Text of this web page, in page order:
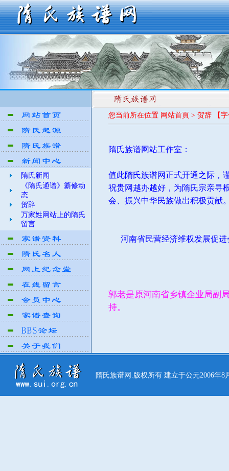
隋氏新闻
《隋氏通谱》纂修动
态
贺辞
万家姓网站上的隋氏
留言
您当前所在位置 网站首頁 > 贺辞 【
隋氏族谱网站工作室：
值此隋氏族谱网正式开通之际，
祝贵网越办越好，为隋氏宗亲寻
会、振兴中华民族做出积极贡献
河南省民营经济维权发展促进
郭老是原河南省乡镇企业局副
持。
隋氏族谱网.版权所有 建立于公元2006年8